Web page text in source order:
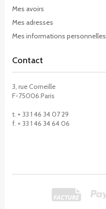
Mes avoirs
Mes adresses
Mes informations personnelles
Contact
3, rue Corneille
F-75006 Paris
t. + 33 1 46 34 07 29
f. + 33 1 46 34 64 06